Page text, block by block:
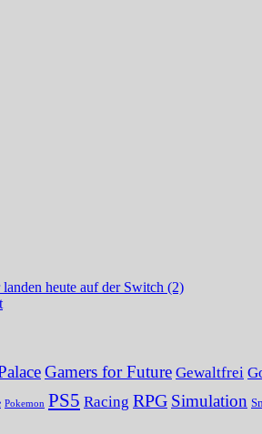
heute auf der Switch (2)
Gamers for Future Gewaltfrei
Pokemon PS5 Racing RPG Simulation